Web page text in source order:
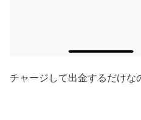
チャージして出金するだけな